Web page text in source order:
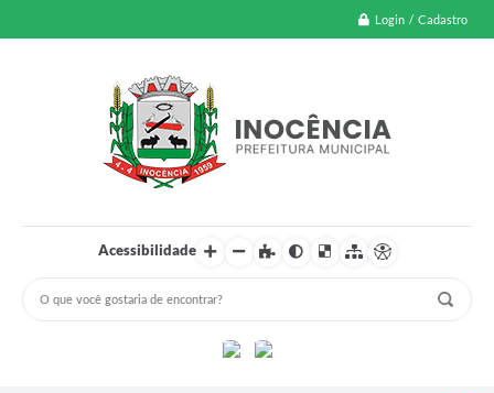
Login / Cadastro
Acessibilidade